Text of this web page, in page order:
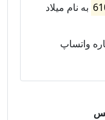
به نام میلاد
واتساپ